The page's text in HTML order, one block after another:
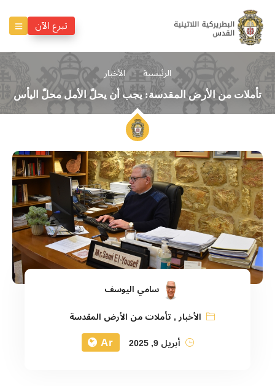
تبرع الآن
الرئيسية الأخبار
تأملات من الأرض المقدسة: يجب أن يحلّ الأمل محلّ اليأس
سامي اليوسف
الأخبار, تأملات من الأرض المقدسة
أبريل 9, 2025
Ar